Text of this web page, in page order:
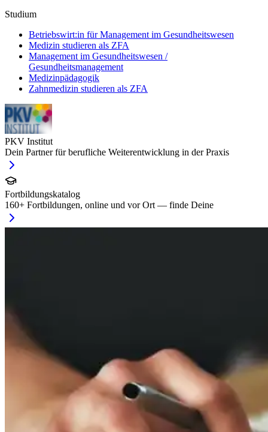
Studium
Betriebswirt:in für Management im Gesundheitswesen
Medizin studieren als ZFA
Management im Gesundheitswesen /
Gesundheitsmanagement
Medizinpädagogik
Zahnmedizin studieren als ZFA
PKV Institut
Dein Partner für berufliche Weiterentwicklung in der Praxis
Fortbildungskatalog
160+ Fortbildungen, online und vor Ort — finde Deine